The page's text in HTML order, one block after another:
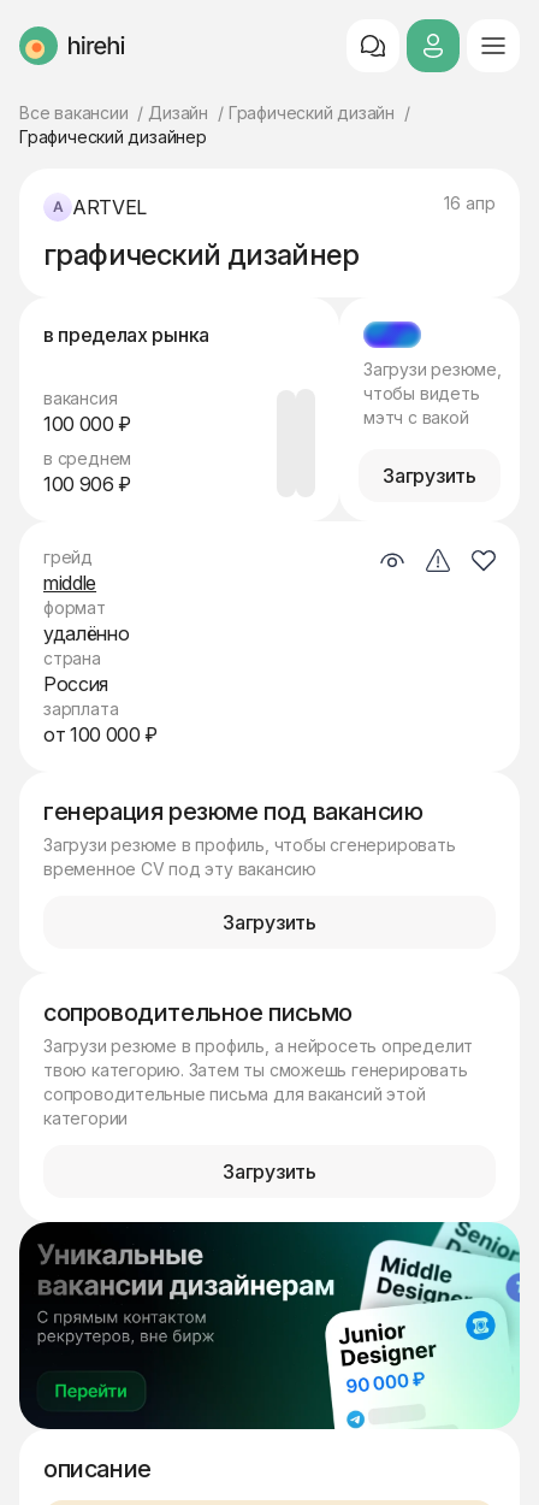
HireHi
Все вакансии Дизайн
Графический дизайн
Графический дизайнер
ARTVEL 16 апр
графический дизайнер
в пределах рынка
вакансия
100 000 ₽
в среднем
100 906 ₽
МЭТЧ
Загрузи резюме,
чтобы видеть
мэтч с вакой
Загрузить
генерация резюме под вакансию
Загрузи резюме в профиль, чтобы сгенерировать
временное CV под эту вакансию
Загрузить
сопроводительное письмо
Загрузи резюме в профиль, а нейросеть определит
твою категорию. Затем ты сможешь генерировать
сопроводительные письма для вакансий этой
категории
Загрузить
описание
грейд
middle
формат
удалённо
страна
Россия
зарплата
от 100 000 ₽